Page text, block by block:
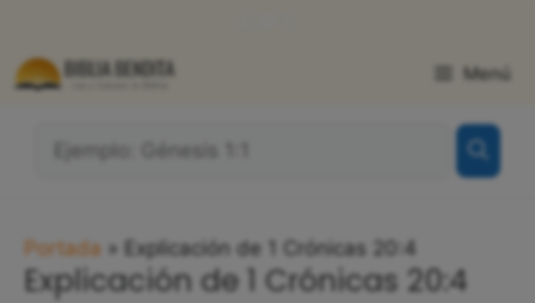
contenido
Menú
Portada » Explicación de 1 Crónicas 20:4
Explicación de 1 Crónicas 20:4